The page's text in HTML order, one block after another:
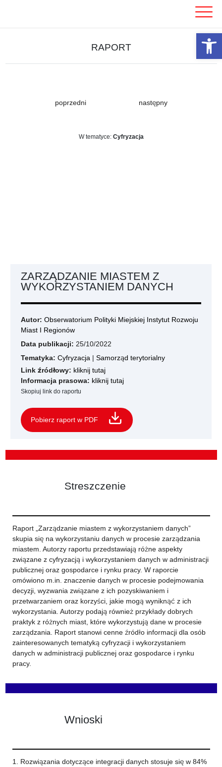
RAPORT
poprzedni następny
W tematyce: Cyfryzacja
ZARZĄDZANIE MIASTEM Z
WYKORZYSTANIEM DANYCH
Autor: Obserwatorium Polityki Miejskiej Instytut Rozwoju
Miast I Regionów
Data publikacji: 25/10/2022
Tematyka: Cyfryzacja | Samorząd terytorialny
Link źródłowy: kliknij tutaj
Informacja prasowa: kliknij tutaj
Skopiuj link do raportu
Pobierz raport w PDF
Streszczenie
Raport „Zarządzanie miastem z wykorzystaniem danych”
skupia się na wykorzystaniu danych w procesie zarządzania
miastem. Autorzy raportu przedstawiają różne aspekty
związane z cyfryzacją i wykorzystaniem danych w administracji
publicznej oraz gospodarce i rynku pracy. W raporcie
omówiono m.in. znaczenie danych w procesie podejmowania
decyzji, wyzwania związane z ich pozyskiwaniem i
przetwarzaniem oraz korzyści, jakie mogą wyniknąć z ich
wykorzystania. Autorzy podają również przykłady dobrych
praktyk z różnych miast, które wykorzystują dane w procesie
zarządzania. Raport stanowi cenne źródło informacji dla osób
zainteresowanych tematyką cyfryzacji i wykorzystaniem
danych w administracji publicznej oraz gospodarce i rynku
pracy.
Wnioski
1. Rozwiązania dotyczące integracji danych stosuje się w 84%